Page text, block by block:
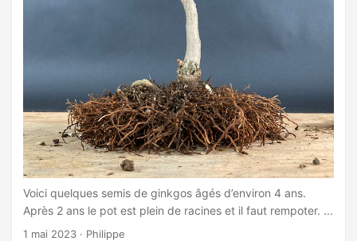
Voici quelques semis de ginkgos âgés d’environ 4 ans.
Après 2 ans le pot est plein de racines et il faut rempoter. ...
1 mai 2023 · Philippe